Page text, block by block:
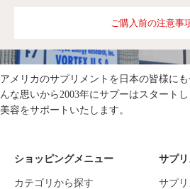
ご購入前の注意事
アメリカのサプリメントを日本の皆様に
んな思いから2003年にサプーはスタート
美容をサポートいたします。
ショッピングメニュー
カテゴリから探す
サプ
サプ